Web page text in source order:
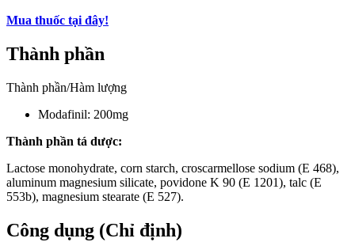
Mua thuốc tại đây!
Thành phần
Thành phần/Hàm lượng
Modafinil: 200mg
Thành phần tá dược:
Lactose monohydrate, corn starch, croscarmellose sodium (E 468),
aluminum magnesium silicate, povidone K 90 (E 1201), talc (E
553b), magnesium stearate (E 527).
Công dụng (Chỉ định)